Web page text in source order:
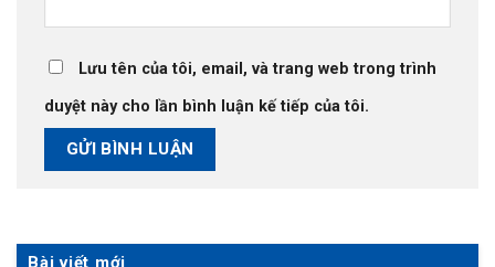
Lưu tên của tôi, email, và trang web trong trình
duyệt này cho lần bình luận kế tiếp của tôi.
Bài viết mới